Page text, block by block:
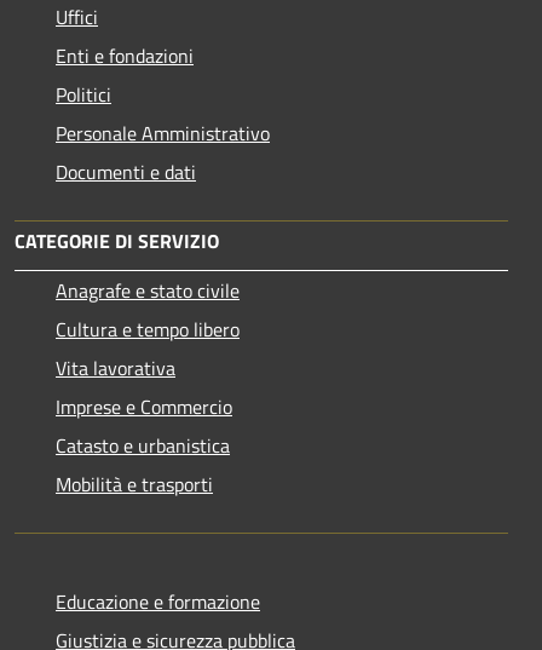
Uffici
Enti e fondazioni
Politici
Personale Amministrativo
Documenti e dati
CATEGORIE DI SERVIZIO
Anagrafe e stato civile
Cultura e tempo libero
Vita lavorativa
Imprese e Commercio
Catasto e urbanistica
Mobilità e trasporti
Educazione e formazione
Giustizia e sicurezza pubblica